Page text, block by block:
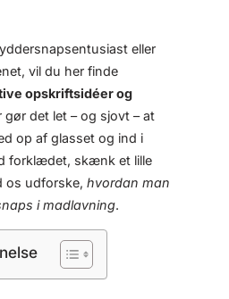
eller
vil du her finde
opskriftsidéer og
gør det let – og sjovt – at
op af glasset og ind i
forklædet, skænk et lille
os udforske, hvordan man
i madlavning.